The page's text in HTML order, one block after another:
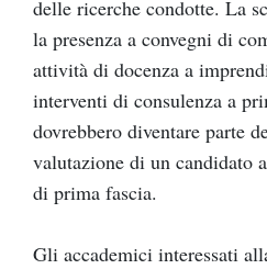
delle ricerche condotte. La
la presenza a convegni di
attività di docenza a
interventi di consulenza a
dovrebbero diventare parte
valutazione di un candidato
di prima fascia.
Gli accademici interessati